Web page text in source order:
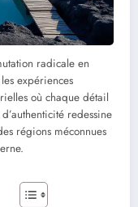
radicale en
expériences
où chaque détail
redessine
régions méconnues